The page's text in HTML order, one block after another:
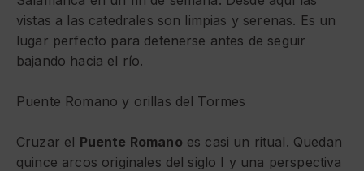
vistas a las catedrales son limpias y serenas. Es un
lugar perfecto para detenerse antes de seguir
bajando hacia el río.
Puente Romano y orillas del Tormes
Cruzar el Puente Romano es casi un ritual. Quedan
quince arcos originales del siglo I y una perspectiva